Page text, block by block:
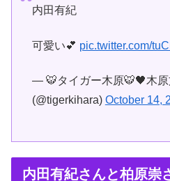
内田有紀
可愛い💕 pic.twitter.com/
— 🐯タイガー木原🐯🖤木原
(@tigerkihara) October 14,
内田有紀さんと柏原崇